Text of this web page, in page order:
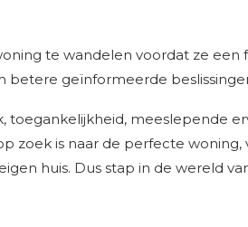
te wandelen voordat ze een
betere geïnformeerde
toegankelijkheid, meeslepende
zoek is naar de perfecte woning,
huis. Dus stap in de wereld